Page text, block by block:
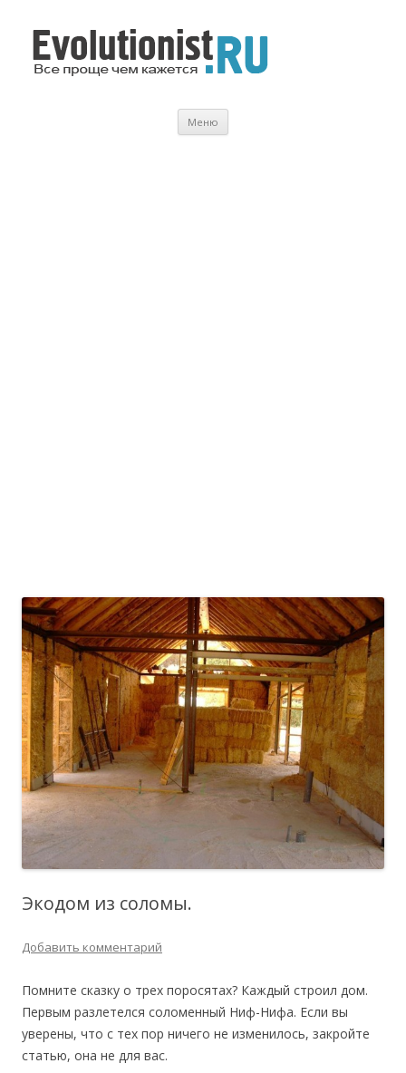
Evolutionist.ru
Все проще чем кажется…
Меню
Экодом из соломы.
Добавить комментарий
Помните сказку о трех поросятах? Каждый строил дом.
Первым разлетелся соломенный Ниф-Нифа. Если вы
уверены, что с тех пор ничего не изменилось, закройте
статью, она не для вас.